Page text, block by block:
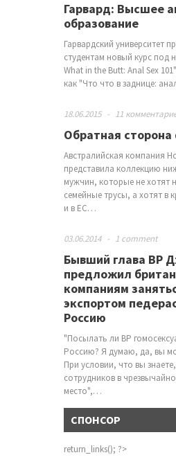
Гарвард: Высшее
образование
Гарвардский университет
студентам новый курс под
What in the Butt: Anal Sex
как "Что что в заднице:
18.06.2015 - 11
Обратная
Австралийская компания
представила коллекцию
мужчин, которые не хотят
семейные трусы, а хотят в
и в ЕС…
03.06.2014 - 1 comment
Бывший глава ВР
предложил
компаниям
экспортом
Россию
"Посылать ли ВР
Россию? Я думаю, да, вы
При условии, что вы
сотрудников в
место",…
СПОНСОР
return_links(); ?>